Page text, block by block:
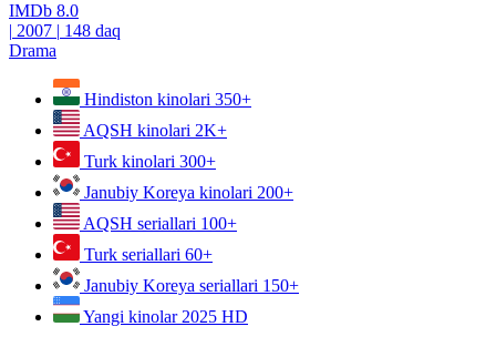
IMDb 8.0
| 2007 | 148 daq
Drama
Hindiston kinolari 350+
AQSH kinolari 2K+
Turk kinolari 300+
Janubiy Koreya kinolari 200+
AQSH seriallari 100+
Turk seriallari 60+
Janubiy Koreya seriallari 150+
Yangi kinolar 2025 HD